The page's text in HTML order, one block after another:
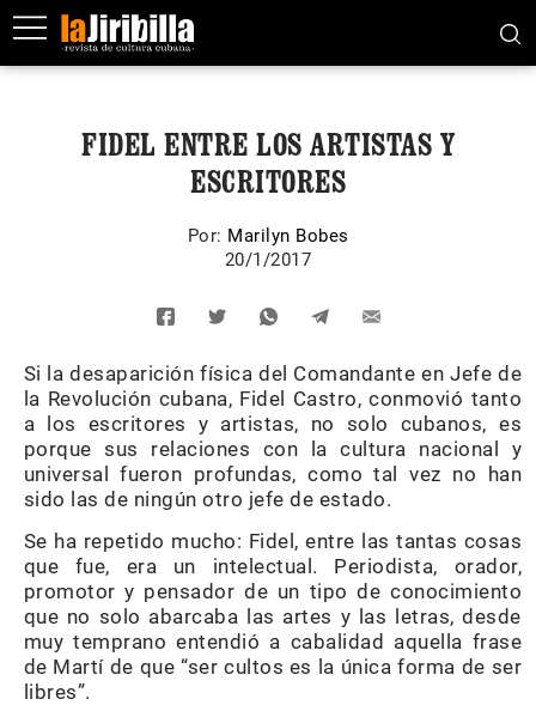
FIDEL ENTRE LOS ARTISTAS Y
ESCRITORES
Por: Marilyn Bobes
20/1/2017
Si la desaparición física del Comandante en Jefe de
la Revolución cubana, Fidel Castro, conmovió tanto
a los escritores y artistas, no solo cubanos, es
porque sus relaciones con la cultura nacional y
universal fueron profundas, como tal vez no han
sido las de ningún otro jefe de estado.
Se ha repetido mucho: Fidel, entre las tantas cosas
que fue, era un intelectual. Periodista, orador,
promotor y pensador de un tipo de conocimiento
que no solo abarcaba las artes y las letras, desde
muy temprano entendió a cabalidad aquella frase
de Martí de que “ser cultos es la única forma de ser
libres”.